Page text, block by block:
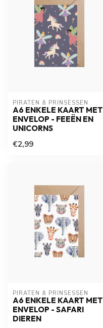
PIRATEN & PRINSESSEN
A6 ENKELE KAART MET
ENVELOP - FEEËN EN
UNICORNS
€2,99
PIRATEN & PRINSESSEN
A6 ENKELE KAART MET
ENVELOP - SAFARI
DIEREN